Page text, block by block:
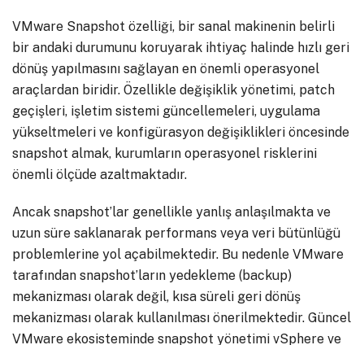
VMware Snapshot özelliği, bir sanal makinenin belirli
bir andaki durumunu koruyarak ihtiyaç halinde hızlı geri
dönüş yapılmasını sağlayan en önemli operasyonel
araçlardan biridir. Özellikle değişiklik yönetimi, patch
geçişleri, işletim sistemi güncellemeleri, uygulama
yükseltmeleri ve konfigürasyon değişiklikleri öncesinde
snapshot almak, kurumların operasyonel risklerini
önemli ölçüde azaltmaktadır.
Ancak snapshot’lar genellikle yanlış anlaşılmakta ve
uzun süre saklanarak performans veya veri bütünlüğü
problemlerine yol açabilmektedir. Bu nedenle VMware
tarafından snapshot’ların yedekleme (backup)
mekanizması olarak değil, kısa süreli geri dönüş
mekanizması olarak kullanılması önerilmektedir. Güncel
VMware ekosisteminde snapshot yönetimi vSphere ve